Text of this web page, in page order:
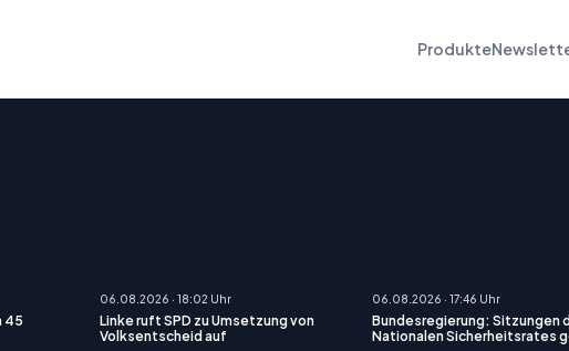
Produkte
45
06.08.2026 · 18:02 Uhr
Linke ruft SPD zu Umsetzung von
Volksentscheid auf
06.08.2026 · 17:46 Uhr
Bundesregierung: Sitzungen
Nationalen Sicherheitsrates